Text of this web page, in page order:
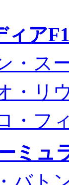
ィア
・ス
・リ
・フ
ミュ